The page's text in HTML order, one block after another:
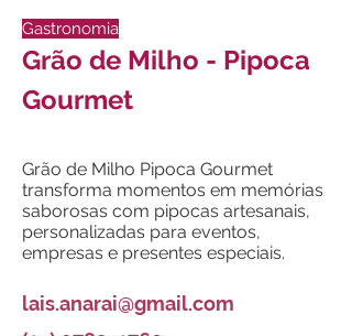
Gastronomia
Grão de Milho - Pipoca
Gourmet
Grão de Milho Pipoca Gourmet
transforma momentos em memórias
saborosas com pipocas artesanais,
personalizadas para eventos,
empresas e presentes especiais.
lais.anarai@gmail.com